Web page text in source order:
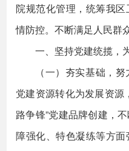
院规范化管理，统筹我
情防控。不断满足人民群
一、坚持党建统揽，
（一）夯实基础，
党建资源转化为发展资源
路争锋”党建品牌创建，
障强化、特色凝练等方